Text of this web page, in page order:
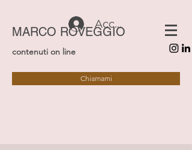
MARCO ROVEGGIO
contenuti on line
Chiamami
Accedi